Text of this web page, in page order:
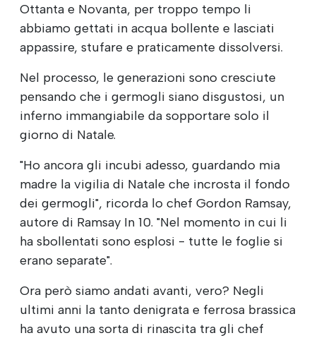
Ottanta e Novanta, per troppo tempo li
abbiamo gettati in acqua bollente e lasciati
appassire, stufare e praticamente dissolversi.
Nel processo, le generazioni sono cresciute
pensando che i germogli siano disgustosi, un
inferno immangiabile da sopportare solo il
giorno di Natale.
"Ho ancora gli incubi adesso, guardando mia
madre la vigilia di Natale che incrosta il fondo
dei germogli", ricorda lo chef Gordon Ramsay,
autore di Ramsay In 10. "Nel momento in cui li
ha sbollentati sono esplosi - tutte le foglie si
erano separate".
Ora però siamo andati avanti, vero? Negli
ultimi anni la tanto denigrata e ferrosa brassica
ha avuto una sorta di rinascita tra gli chef